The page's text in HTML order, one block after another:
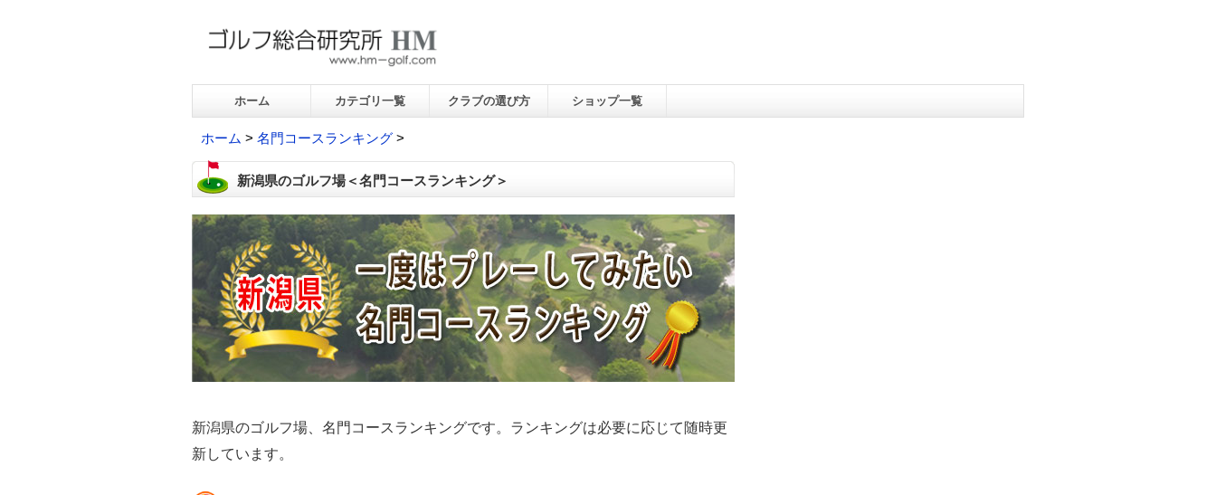
ホーム カテゴリ一覧 クラブの選び方 ショップ一覧
ホーム > 名門コースランキング >
新潟県のゴルフ場＜名門コースランキング＞
新潟県のゴルフ場、名門コースランキングです。ランキングは必要に応じて随時更
新しています。